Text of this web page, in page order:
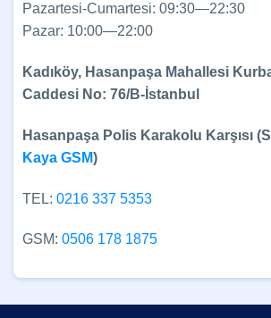
Pazartesi-Cumartesi: 09:30—22:30
Pazar: 10:00—22:00
Kadıköy, Hasanpaşa Mahallesi
Caddesi No: 76/B-İstanbul
Hasanpaşa Polis Karakolu Karşısı
Kaya GSM)
TEL: 0216 337 5353
GSM: 0506 178 1875